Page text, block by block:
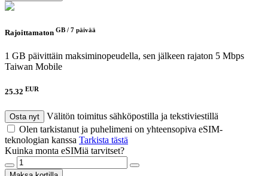
Rajoittamaton GB / 7 päivää
1 GB päivittäin maksiminopeudella, sen jälkeen rajaton 5 Mbps
Taiwan Mobile
25.32 EUR
Osta nyt
Välitön toimitus sähköpostilla ja tekstiviestillä
Olen tarkistanut ja puhelimeni on yhteensopiva eSIM-
teknologian kanssa Tarkista tästä
Kuinka monta eSIMiä tarvitset?